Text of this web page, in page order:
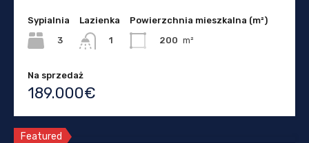
Sypialnia
3
Lazienka
1
Powierzchnia mieszkalna (m²)
200 m²
Na sprzedaż
189.000€
Featured